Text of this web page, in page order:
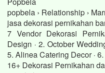
popbela › Relationship ›
jasa dekorasi pernikahan
7 Vendor Dekorasi
Design · 2. October
5. Alinea Catering Decor ·
16+ Dekorasi Pernikahan